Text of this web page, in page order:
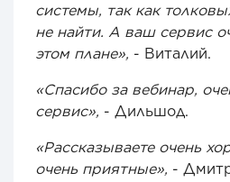
системы, так как
не найти. А ваш сервис
этом плане», - Виталий.
«Спасибо за вебинар,
сервис», - Дильшод.
«Рассказываете очень
очень приятные», -